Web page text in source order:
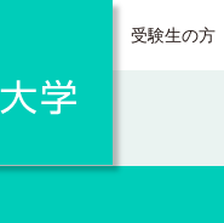
受験生の方